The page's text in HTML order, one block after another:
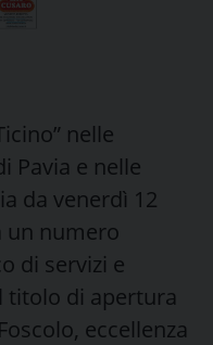
nelle
Pavia e nelle
da venerdì 12
un numero
di servizi e
titolo di apertura
eccellenza